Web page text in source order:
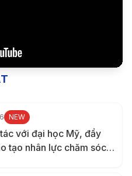
NEW
với đại học Mỹ, đẩy
tạo nhân lực chăm sóc